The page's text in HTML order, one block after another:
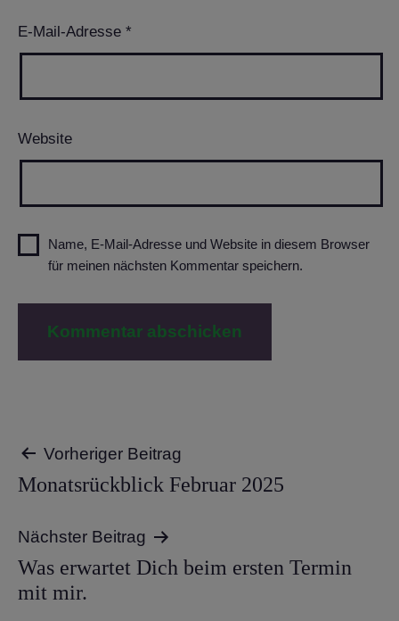
E-Mail-Adresse *
Website
Name, E-Mail-Adresse und Website in diesem Browser
für meinen nächsten Kommentar speichern.
Beitragsnavigation
Vorheriger Beitrag
Monatsrückblick Februar 2025
Nächster Beitrag
Was erwartet Dich beim ersten Termin
mit mir.